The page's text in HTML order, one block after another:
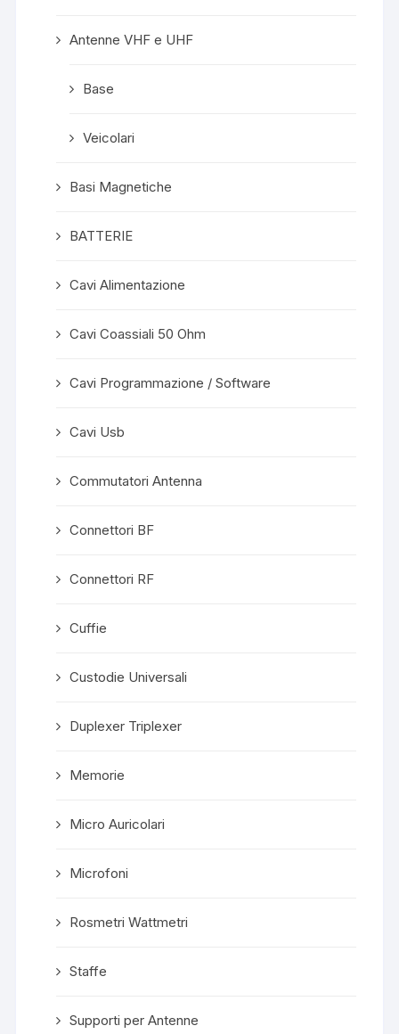
Antenne VHF e UHF
Base
Veicolari
Basi Magnetiche
BATTERIE
Cavi Alimentazione
Cavi Coassiali 50 Ohm
Cavi Programmazione / Software
Cavi Usb
Commutatori Antenna
Connettori BF
Connettori RF
Cuffie
Custodie Universali
Duplexer Triplexer
Memorie
Micro Auricolari
Microfoni
Rosmetri Wattmetri
Staffe
Supporti per Antenne